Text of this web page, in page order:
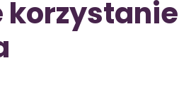
korzystanie